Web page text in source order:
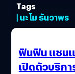
Tags
| นะโม ธันวาพร
ฟินฟิน แชน
เปิดตัวบริกา